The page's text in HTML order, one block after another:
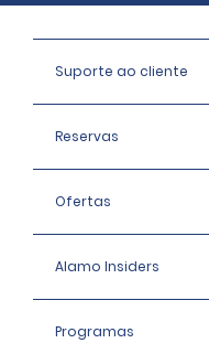
Suporte ao cliente
Reservas
Ofertas
Alamo Insiders
Programas